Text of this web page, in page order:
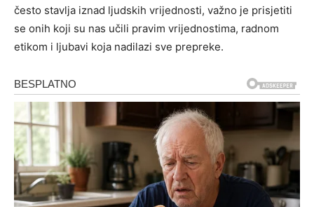
često stavlja iznad ljudskih vrijednosti, važno je prisjetiti
se onih koji su nas učili pravim vrijednostima, radnom
etikom i ljubavi koja nadilazi sve prepreke.